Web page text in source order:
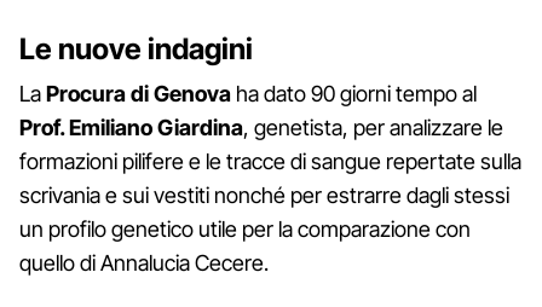
Le nuove indagini
LaProcura di Genova ha dato 90 giorni tempo al
Prof. Emiliano Giardina, genetista, per analizzare le
formazioni pilifere e le tracce di sangue repertate sulla
scrivania e sui vestiti nonché per estrarre dagli stessi
un profilo genetico utile per la comparazione con
quello di Annalucia Cecere.